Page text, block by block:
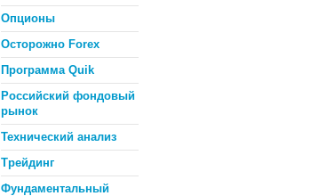
Опционы
Осторожно Forex
Программа Quik
Российский фондовый
рынок
Технический анализ
Трейдинг
Фундаментальный